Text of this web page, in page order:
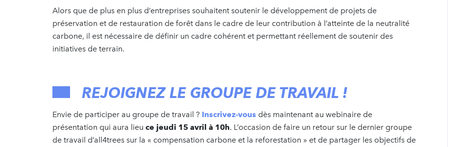
Alors que de plus en plus d’entreprises souhaitent soutenir le développement de projets de
préservation et de restauration de forêt dans le cadre de leur contribution à l’atteinte de la neutralité
carbone, il est nécessaire de définir un cadre cohérent et permettant réellement de soutenir des
initiatives de terrain.
REJOIGNEZ LE GROUPE DE TRAVAIL !
Envie de participer au groupe de travail ? Inscrivez-vous dès maintenant au webinaire de
présentation qui aura lieu ce jeudi 15 avril à 10h. L’occasion de faire un retour sur le dernier groupe
de travail d’all4trees sur la « compensation carbone et la reforestation » et de partager les objectifs de